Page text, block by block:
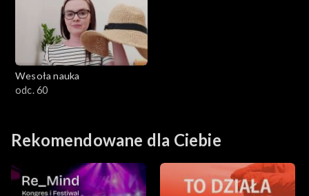
Wesoła nauka
odc. 60
Rekomendowane dla Ciebie